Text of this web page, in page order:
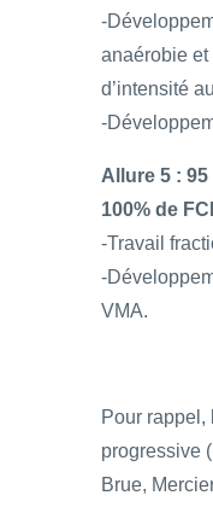
-
anaérobie et
d’intensité
-
Allure 5 : 95
100% de
-Travail
-
VMA.
Pour rappel,
progressive
Brue,